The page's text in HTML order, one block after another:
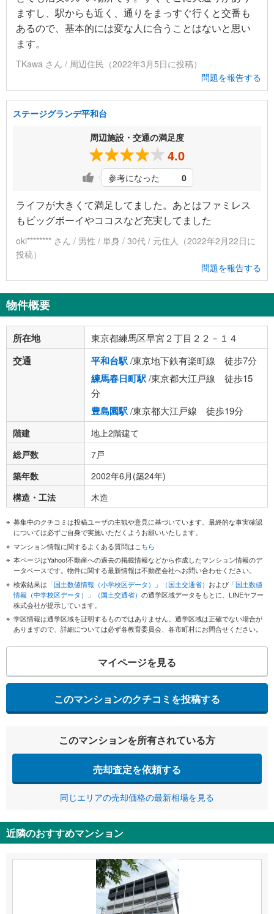
ますし、駅からも近く、通りをまっすぐ行くと交番も
あるので、基本的には変な人に合うことはないと思い
ます。
TKawa さん / 周辺住民（2022年3月5日に投稿）
問題を報告する
ステージグランデ平和台
周辺施設・交通の満足度
4.0
参考になった 0
ライフが大きくて満足してました。あとはファミレス
もビッグボーイやココスなど充実してました
oki******** さん / 男性 / 単身 / 30代 / 元住人（2022年2月22日に
投稿）
問題を報告する
物件概要
所在地 東京都練馬区早宮２丁目２２－１４
交通 平和台駅/東京地下鉄有楽町線 徒歩7分
練馬春日町駅/東京都大江戸線 徒歩15
分
豊島園駅/東京都大江戸線 徒歩19分
階建
地上2階建て
総戸数
7戸
築年数
2002年6月(築24年)
構造・工法
木造
募集中のクチコミは投稿ユーザの主観や意見に基づいています。最終的な事実確認
については必ずご自身で実施いただくようお願いいたします。
マンション情報に関するよくある質問はこちら
本ページはYahoo!不動産への過去の掲載情報などから作成したマンション情報のデ
ータベースです。物件に関する最新情報は不動産会社へお問い合わせください。
検索結果は 「国土数値情報（小学校区データ）」（国土交通省） および 「国土数値
情報（中学校区データ）」（国土交通省） の通学区域データをもとに、LINEヤフー
株式会社が提示しています。
学区情報は通学区域を証明するものではありません。通学区域は正確でない場合が
ありますので、詳細については必ず各教育委員会、各市町村にお問合せください。
マイページを見る
このマンションのクチコミを投稿する
このマンションを所有されている方
売却査定を依頼する
同じエリアの売却価格の最新相場を見る
近隣のおすすめマンション